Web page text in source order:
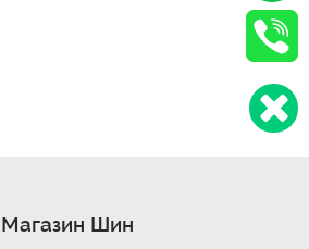
Магазин Шин